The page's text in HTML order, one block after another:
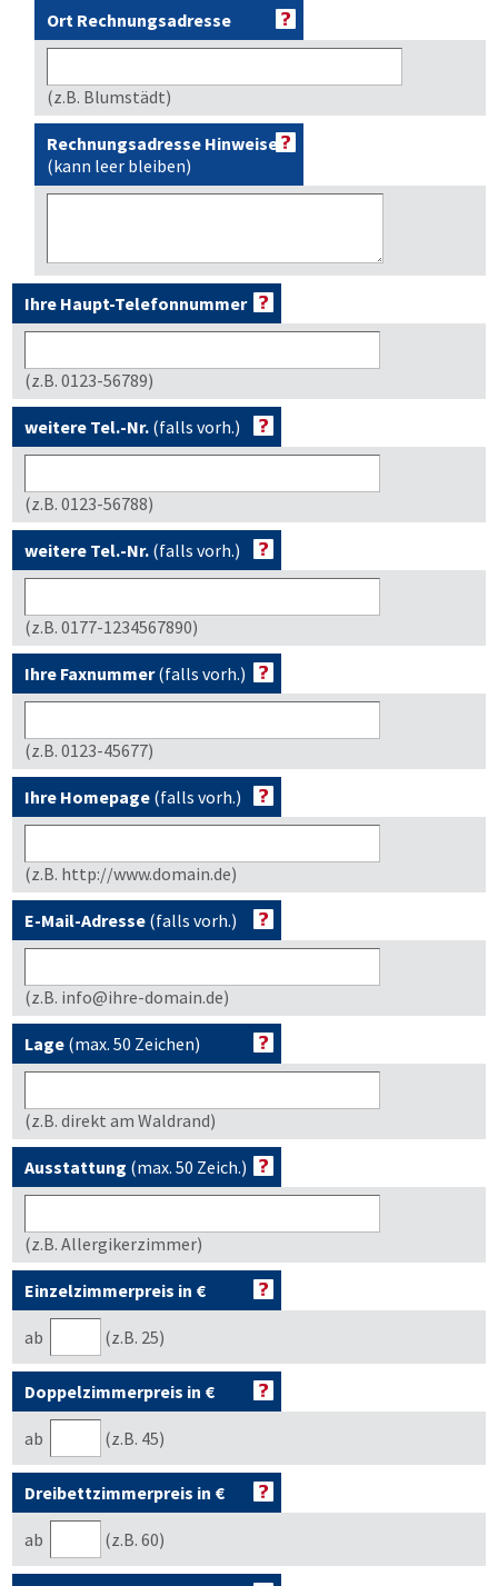
Ort Rechnungsadresse
(z.B. Blumstädt)
Rechnungsadresse Hinweise
(kann leer bleiben)
Ihre Haupt-Telefonnummer
(z.B. 0123-56789)
weitere Tel.-Nr. (falls vorh.)
(z.B. 0123-56788)
weitere Tel.-Nr. (falls vorh.)
(z.B. 0177-1234567890)
Ihre Faxnummer(falls vorh.)
(z.B. 0123-45677)
Ihre Homepage (falls vorh.)
(z.B. http://www.domain.de)
E-Mail-Adresse (falls vorh.)
(z.B. info@ihre-domain.de)
Lage (max. 50 Zeichen)
(z.B. direkt am Waldrand)
Ausstattung (max. 50 Zeich.)
(z.B. Allergikerzimmer)
Einzelzimmerpreis in €
ab (z.B. 25)
Doppelzimmerpreis in €
ab (z.B. 45)
Dreibettzimmerpreis in €
ab (z.B. 60)